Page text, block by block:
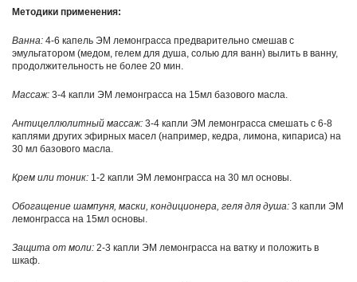
Методики применения:
Ванна: 4-6 капель ЭМ лемонграсса предварительно смешав с
эмульгатором (медом, гелем для душа, солью для ванн) вылить в ванну,
продолжительность не более 20 мин.
Массаж: 3-4 капли ЭМ лемонграсса на 15мл базового масла.
Антицеллюлитный массаж: 3-4 капли ЭМ лемонграсса смешать с 6-8
каплями других эфирных масел (например, кедра, лимона, кипариса) на
30 мл базового масла.
Крем или тоник: 1-2 капли ЭМ лемонграсса на 30 мл основы.
Обогащение шампуня, маски, кондиционера, геля для душа: 3 капли ЭМ
лемонграсса на 15мл основы.
Защита от моли: 2-3 капли ЭМ лемонграсса на ватку и положить в
шкаф.